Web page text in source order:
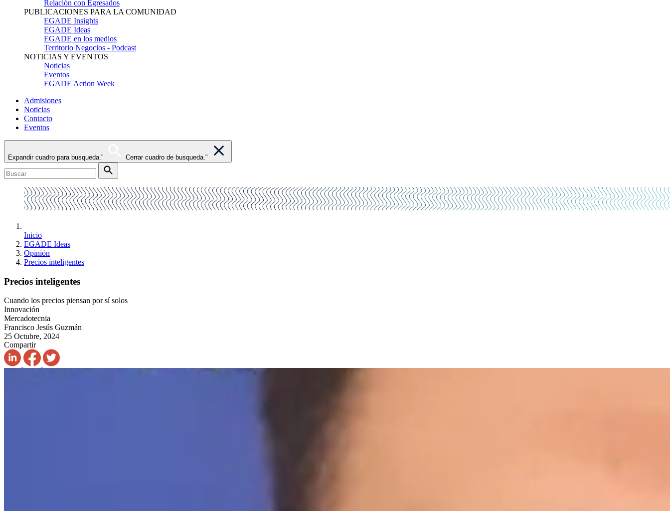
Relación con Egresados
PUBLICACIONES PARA LA COMUNIDAD
EGADE Insights
EGADE Ideas
EGADE en los medios
Territorio Negocios - Podcast
NOTICIAS Y EVENTOS
Noticias
Eventos
EGADE Action Week
Admisiones
Noticias
Contacto
Eventos
Expandir cuadro para busqueda." Cerrar cuadro de busqueda."
Inicio
EGADE Ideas
Opinión
Precios inteligentes
Precios inteligentes
Cuando los precios piensan por sí solos
Innovación
Mercadotecnia
Francisco Jesús Guzmán
25 Octubre, 2024
Compartir